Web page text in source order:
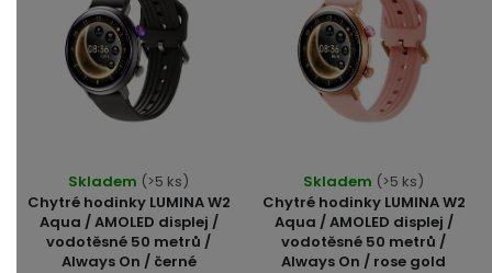
Chytré hodinky LUMINA W2
Aqua / AMOLED displej /
vodotěsné 50 metrů /
Always On / černé
Skladem (>5 ks)
Chytré hodinky LUMINA W2
Aqua / AMOLED displej /
vodotěsné 50 metrů /
Always On / rose gold
Skladem (>5 ks)